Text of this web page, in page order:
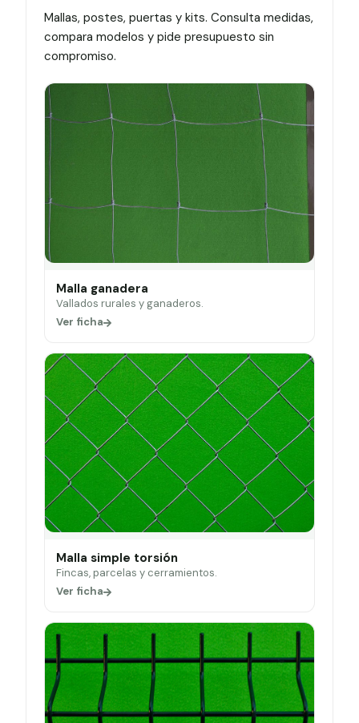
Mallas, postes, puertas y kits. Consulta medidas,
compara modelos y pide presupuesto sin
compromiso.
Malla ganadera
Vallados rurales y ganaderos.
Ver ficha
Malla simple torsión
Fincas, parcelas y cerramientos.
Ver ficha